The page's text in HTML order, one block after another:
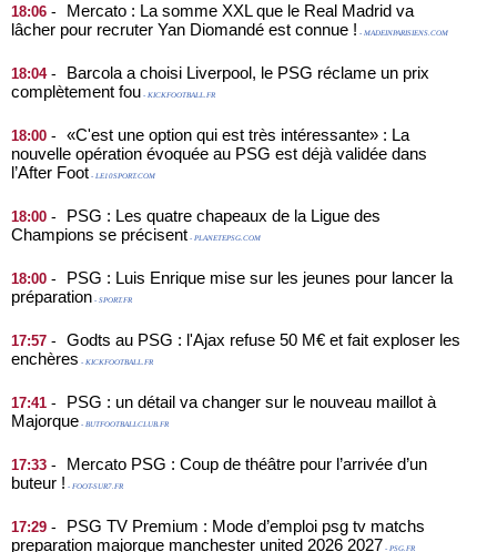
18:06 -
Mercato : La somme XXL que le Real Madrid va
lâcher pour recruter Yan Diomandé est connue ! - MADEINPARISIENS.COM
18:04-
Barcola a choisi Liverpool, le PSG réclame un prix
complètement fou - KICKFOOTBALL.FR
18:00 -
«C'est une option qui est très intéressante» : La
nouvelle opération évoquée au PSG est déjà validée dans
l’After Foot - LE10SPORT.COM
18:00 -
PSG : Les quatre chapeaux de la Ligue des
Champions se précisent - PLANETEPSG.COM
18:00 -
PSG : Luis Enrique mise sur les jeunes pour lancer la
préparation - SPORT.FR
17:57 -
Godts au PSG : l'Ajax refuse 50 M€ et fait exploser les
enchères - KICKFOOTBALL.FR
17:41 -
PSG : un détail va changer sur le nouveau maillot à
Majorque - BUTFOOTBALLCLUB.FR
17:33 -
Mercato PSG : Coup de théâtre pour l’arrivée d’un
buteur ! - FOOT-SUR7.FR
17:29 -
PSG TV Premium : Mode d’emploi psg tv matchs
preparation majorque manchester united 2026 2027 - PSG.FR